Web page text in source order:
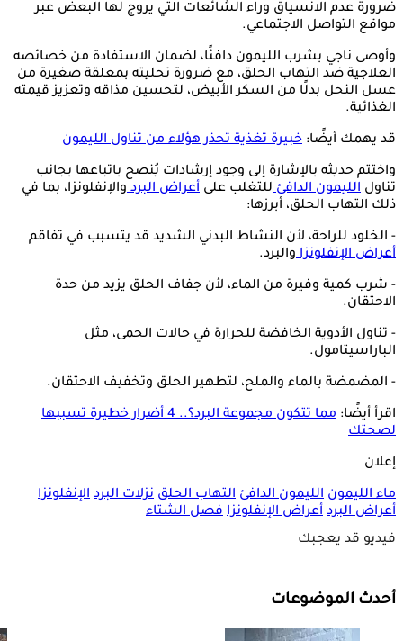
ضرورة عدم الانسياق وراء الشائعات التي يروج لها البعض عبر
مواقع التواصل الاجتماعي.
وأوصى ناجي بشرب الليمون دافئًا، لضمان الاستفادة من خصائصه
العلاجية ضد التهاب الحلق، مع ضرورة تحليته بمعلقة صغيرة من
عسل النحل بدلًا من السكر الأبيض، لتحسين مذاقه وتعزيز قيمته
الغذائية.
قد يهمك أيضًا: خبيرة تغذية تحذر هؤلاء من تناول الليمون
واختتم حديثه بالإشارة إلى وجود إرشادات يُنصح باتباعها بجانب
تناول الليمون الدافئللتغلب على أعراض البردوالإنفلونزا، بما في
ذلك التهاب الحلق، أبرزها:
- الخلود للراحة، لأن النشاط البدني الشديد قد يتسبب في تفاقم
أعراض الإنفلونزاوالبرد.
- شرب كمية وفيرة من الماء، لأن جفاف الحلق يزيد من حدة
الاحتقان.
- تناول الأدوية الخافضة للحرارة في حالات الحمى، مثل
الباراسيتامول.
- المضمضة بالماء والملح، لتطهير الحلق وتخفيف الاحتقان.
اقرأ أيضًا:
مما تتكون مجموعة البرد؟.. 4 أضرار خطيرة تسببها
لصحتك
إعلان
ماء الليمون الليمون الدافئ التهاب الحلق نزلات البرد الإنفلونزا
أعراض البرد أعراض الإنفلونزا فصل الشتاء
فيديو قد يعجبك
أحدث الموضوعات